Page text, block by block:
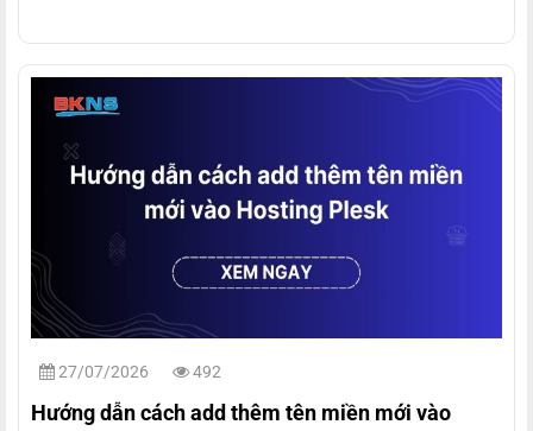
27/07/2026 492
Hướng dẫn cách add thêm tên miền mới vào